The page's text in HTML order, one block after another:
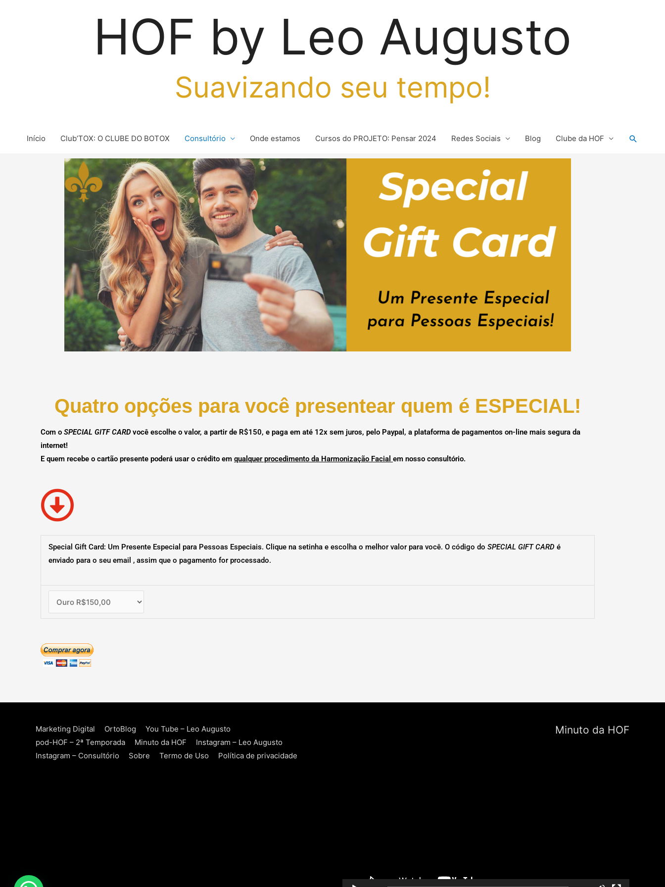
HOF by Leo Augusto
Suavizando seu tempo!
Início Club’TOX: O CLUBE DO BOTOX Consultório Onde estamos Cursos do PROJETO: Pensar 2024 Redes Sociais Blog Clube da HOF
Quatro opções para você presentear quem é ESPECIAL!
Com o SPECIAL GITF CARD você escolhe o valor, a partir de R$150, e paga em até 12x sem juros, pelo Paypal, a plataforma de pagamentos on-line mais segura da
internet!
E quem recebe o cartão presente poderá usar o crédito em qualquer procedimento da Harmonização Facial em nosso consultório.
Special Gift Card: Um Presente Especial para Pessoas Especiais. Clique na setinha e escolha o melhor valor para você. O código do SPECIAL GIFT CARD é
enviado para o seu email , assim que o pagamento for processado.
Marketing Digital OrtoBlog
You Tube – Leo Augusto
pod-HOF – 2ª Temporada
Minuto da HOF
Instagram – Leo Augusto
Instagram – Consultório
Sobre Termo de Uso Política de privacidade
Minuto da HOF